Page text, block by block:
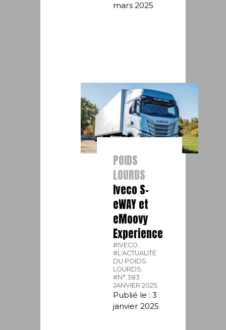
mars 2025
POIDS
LOURDS
Iveco S-
eWAY et
eMoovy
Experience
#IVECO.
#L'ACTUALITÉ
DU POIDS
LOURDS.
#N° 383
JANVIER 2025.
Publié le : 3
janvier 2025